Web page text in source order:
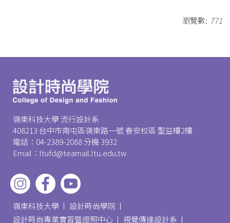
瀏覽數: 771
嶺東科技大學 流行設計系
408213 台中市南屯區嶺東路一號 春安校區 聖益樓2樓
電話：04-2389-2088 分機 3932
Email：ltufd@teamail.ltu.edu.tw
嶺東科技大學
設計時尚學院
設計時尚專業實習暨證照中心
視覺傳達設計系